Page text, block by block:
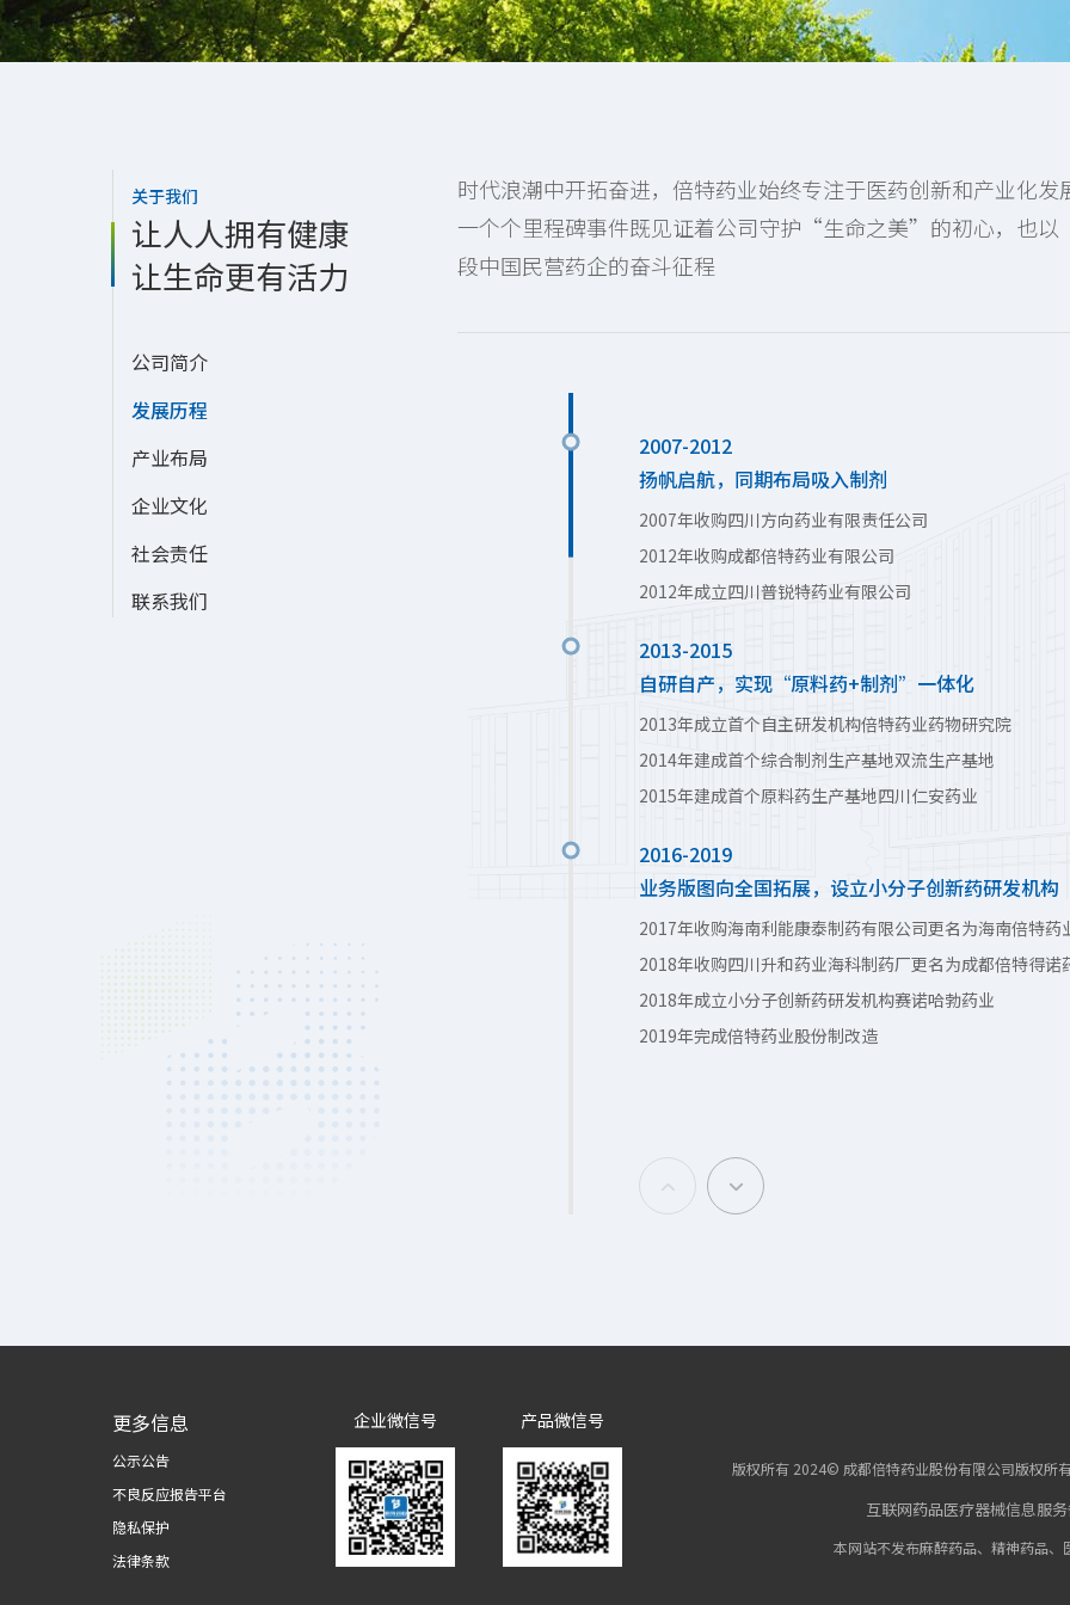
关于我们
让人人拥有健康
让生命更有活力
公司简介
发展历程
产业布局
企业文化
社会责任
联系我们
时代浪潮中开拓奋进，倍特药业始终专注于医药创新和产业化发
一个个里程碑事件既见证着公司守护“生命之美”的初心，也
段中国民营药企的奋斗征程
2007-2012
扬帆启航，同期布局吸入制剂
2007年收购四川方向药业有限责任公司
2012年收购成都倍特药业有限公司
2012年成立四川普锐特药业有限公司
2013-2015
自研自产，实现“原料药+制剂”一体化
2013年成立首个自主研发机构倍特药业药物研究院
2014年建成首个综合制剂生产基地双流生产基地
2015年建成首个原料药生产基地四川仁安药业
2016-2019
业务版图向全国拓展，设立小分子创新药研发机构
2017年收购海南利能康泰制药有限公司更名为海南倍特药
2018年收购四川升和药业海科制药厂更名为成都倍特得诺
2018年成立小分子创新药研发机构赛诺哈勃药业
2019年完成倍特药业股份制改造
2020年成立聚焦创新生物药开发的上海宏成药业有限公司
2020年成立成都倍特生物制药有限公司
2022年成立成都倍特哈搏生物科技有限公司
2023年收购成都欣科医药有限公司
2023年四川仁宁药业高端化学原料药项目开工建设
 
更多信息
公示公告
不良反应报告平台
隐私保护
法律条款
企业微信号 产品微信号
版权所有 2024© 成都倍特药业股份有限公司版权
互联网药品医疗器械信息服
本网站不发布麻醉药品、精神药品